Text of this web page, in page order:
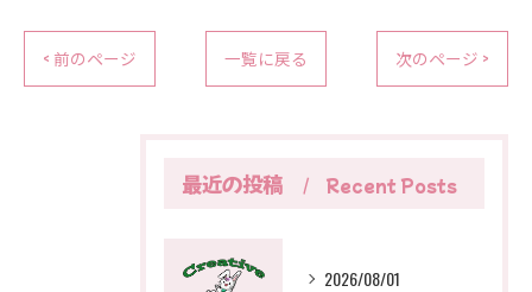
< 前のページ 一覧に戻る 次のページ >
最近の投稿 Recent Posts
2026/08/01